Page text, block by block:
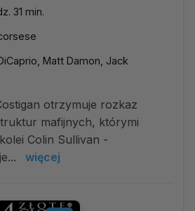
31 min.
Matt Damon, Jack
otrzymuje rozkaz
mafijnych, którymi
Colin Sullivan -
więcej